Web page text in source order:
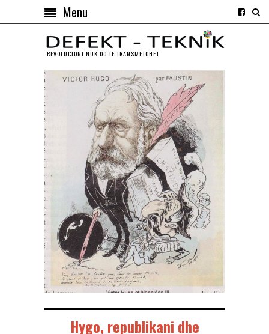
Menu
REVOLUCIONI NUK DO TЁ TRANSMETOHET
Hygo, republikani dhe